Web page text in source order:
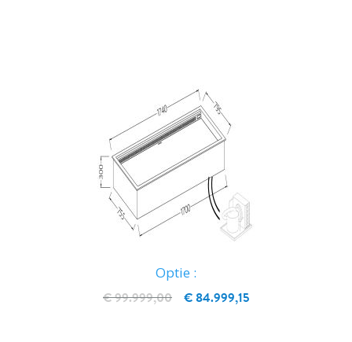
Optie :
€ 84.999,15
€ 99.999,00